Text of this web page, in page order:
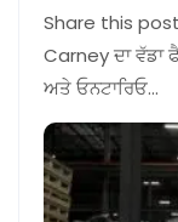
Share this
Carney ਦਾ ਵੱਡਾ
ਅਤੇ ਓਨਟਾਰਿਓ…